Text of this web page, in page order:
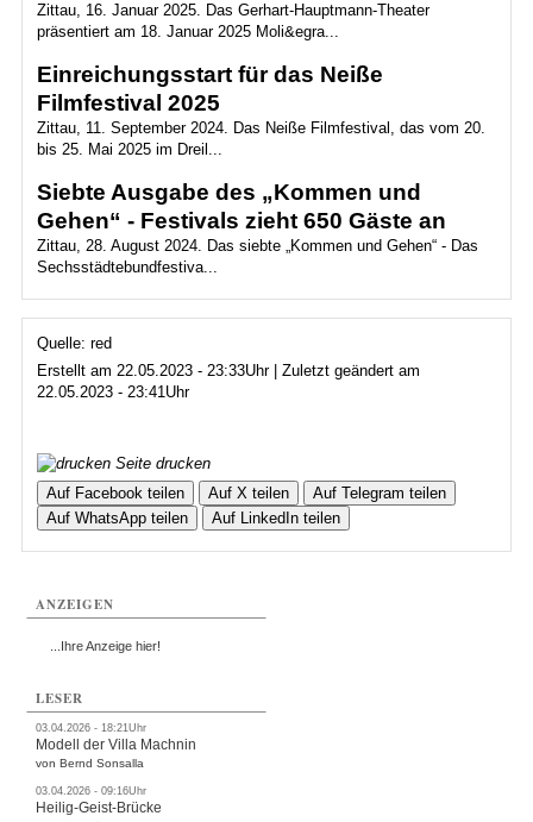
Zittau, 16. Januar 2025. Das Gerhart-Hauptmann-Theater
präsentiert am 18. Januar 2025 Moli&egra...
Einreichungsstart für das Neiße
Filmfestival 2025
Zittau, 11. September 2024. Das Neiße Filmfestival, das vom 20.
bis 25. Mai 2025 im Dreil...
Siebte Ausgabe des „Kommen und
Gehen“ - Festivals zieht 650 Gäste an
Zittau, 28. August 2024. Das siebte „Kommen und Gehen“ - Das
Sechsstädtebundfestiva...
Quelle: red
Erstellt am 22.05.2023 - 23:33Uhr | Zuletzt geändert am
22.05.2023 - 23:41Uhr
Seite drucken
Auf Facebook teilen
Auf X teilen
Auf Telegram teilen
Auf WhatsApp teilen
Auf LinkedIn teilen
ANZEIGEN
...Ihre Anzeige hier!
LESER
03.04.2026 - 18:21Uhr
Modell der Villa Machnin
von Bernd Sonsalla
03.04.2026 - 09:16Uhr
Heilig-Geist-Brücke